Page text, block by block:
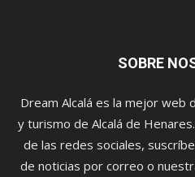
SOBRE
Dream Alcalá es la mejor web
y turismo de Alcalá de
de las redes sociales,
de noticias por correo o